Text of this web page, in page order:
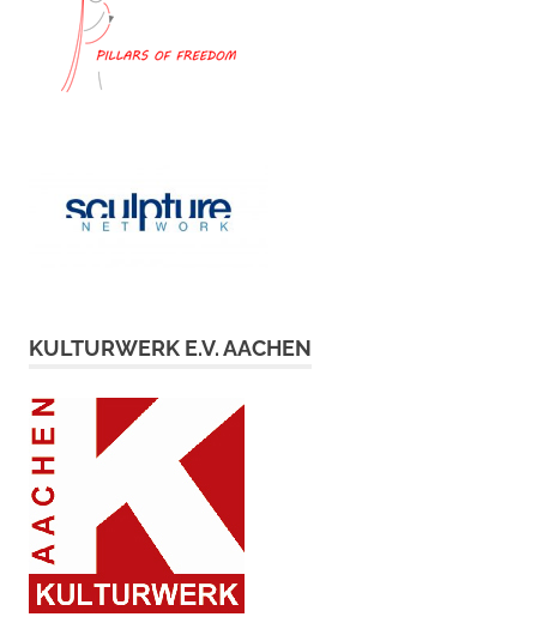
KULTURWERK E.V. AACHEN